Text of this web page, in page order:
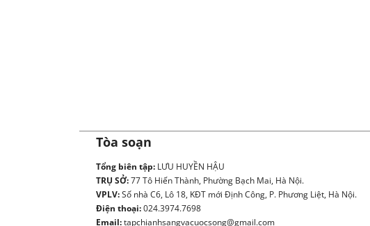
Tòa soạn
Tổng biên tập: LƯU HUYỀN HẬU
TRỤ SỞ:77 Tô Hiến Thành, Phường Bạch Mai, Hà Nội.
VPLV:Số nhà C6, Lô 18, KĐT mới Định Công, P. Phương Liệt, Hà Nội.
Điện thoại:024.3974.7698
Email:tapchianhsangvacuocsong@gmail.com